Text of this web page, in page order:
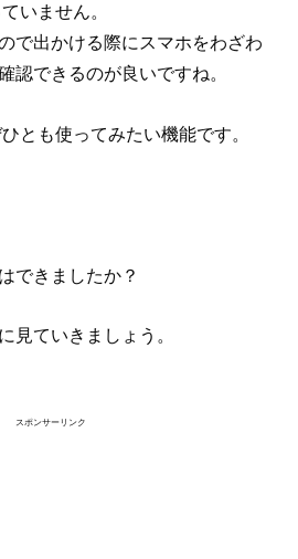
いません。
で出かける際にスマホをわざわ
認できるのが良いですね。
とも使ってみたい機能です。
できましたか？
見ていきましょう。
スポンサーリンク